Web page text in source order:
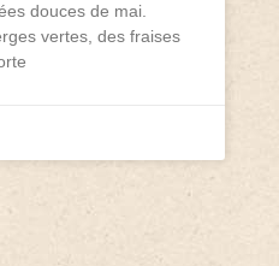
douces de mai.
vertes, des fraises